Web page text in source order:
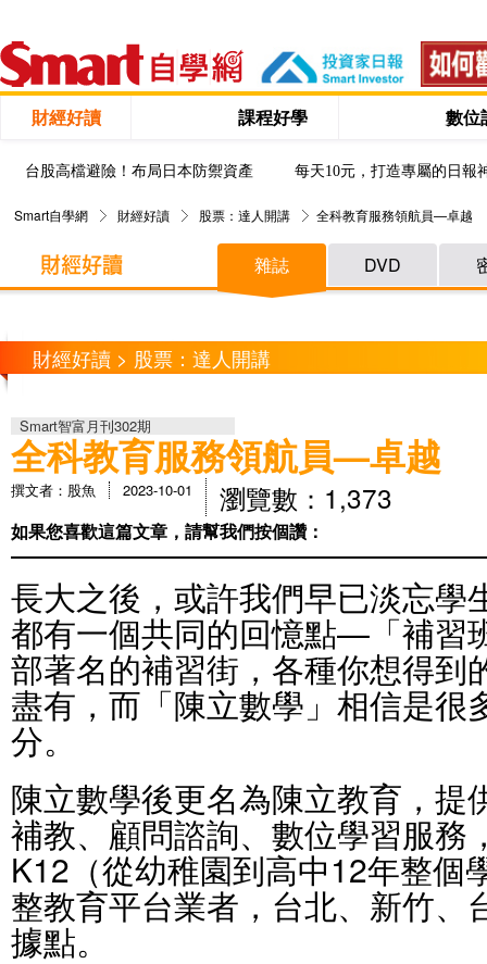
財經好讀 課程好學 數位
台股高檔避險！布局日本防禦資產 每天10元，打造專屬的日報
Smart自學網 財經好讀 股票：達人開講 全科教育服務領航員—卓越
雜誌 DVD
財經好讀 > 股票：達人開講
Smart智富月刊302期
全科教育服務領航員—卓越
撰文者：股魚 2023-10-01 瀏覽數：1,373
如果您喜歡這篇文章，請幫我們按個讚：
長大之後，或許我們早已淡忘學
都有一個共同的回憶點—「補習
部著名的補習街，各種你想得到
盡有，而「陳立數學」相信是很
分。
陳立數學後更名為陳立教育，提
補教、顧問諮詢、數位學習服務
K12（從幼稚園到高中12年整個
整教育平台業者，台北、新竹、
據點。